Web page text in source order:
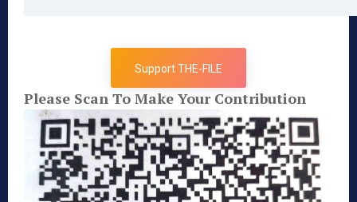
Support THE-FILE
Please Scan To Make Your Contribution